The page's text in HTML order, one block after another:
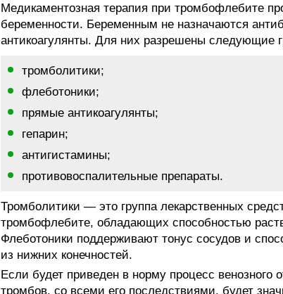
Медикаментозная терапия при тромбофлебите
беременности. Беременным не назначаются
антикоагулянты. Для них разрешены следующие
тромболитики;
флеботоники;
прямые антикоагулянты;
гепарин;
антигистамины;
противовоспалительные препараты.
Тромболитики — это группа лекарственных
тромбофлебите, обладающих способностью
Флеботоники поддерживают тонус сосудов и
из нижних конечностей.
Если будет приведен в норму процесс венозного
тромбов, со всеми его последствиями, будет